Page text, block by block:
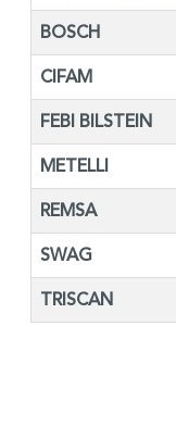
BOSCH
CIFAM
FEBI BILSTEIN
METELLI
REMSA
SWAG
TRISCAN